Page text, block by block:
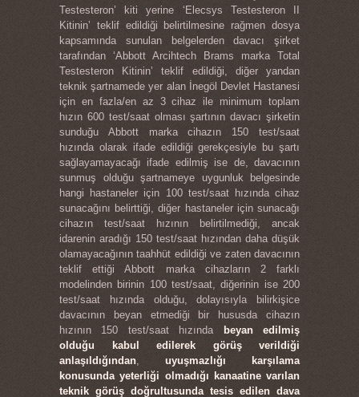
Testesteron’ kiti yerine ‘Elecsys Testesteron II
Kitinin’ teklif edildiği belirtilmesine rağmen dosya
kapsamında sunulan belgelerden davacı şirket
tarafından ‘Abbott Arcihtech Brams marka Total
Testesteron Kitinin’ teklif edildiği, diğer yandan
teknik şartnamede yer alan İnegöl Devlet Hastanesi
için en fazla/en az 3 cihaz ile minimum toplam
hızın 600 test/saat olması şartının davacı şirketin
sunduğu Abbott marka cihazın 150 test/saat
hızında olarak ifade edildiği gerekçesiyle bu şartı
sağlayamayacağı ifade edilmiş ise de, davacının
sunmuş olduğu şartnameye uygunluk belgesinde
hangi hastaneler için 100 test/saat hızında cihaz
sunacağını belirttiği, diğer hastaneler için sunacağı
cihazın test/saat hızının belirtilmediği, ancak
idarenin aradığı 150 test/saat hızından daha düşük
olamayacağının taahhüt edildiği ve zaten davacının
teklif ettiği Abbott marka cihazların 2 farklı
modelinden birinin 100 test/saat, diğerinin ise 200
test/saat hızında olduğu, dolayısıyla bilirkişice
davacının beyan etmediği bir hususda cihazın
hızının 150 test/saat hızında
beyan edilmiş
olduğu kabul edilerek görüş verildiği
anlaşıldığından, uyuşmazlığı karşılama
konusunda yeterliği olmadığı kanaatine varılan
teknik görüş doğrultusunda tesis edilen dava